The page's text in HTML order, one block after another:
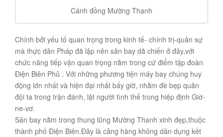
Cánh đồng Mường Thanh
Chính bởi yếu tố quan trọng trong kinh tế- chính trị-quân sự
mà thực dân Pháp đã lập nên sân bay dã chiến ở đây,với
chức năng tiếp vận quan trọng nằm trong cứ điểm tập đoàn
Điện Biên Phủ . Với những phương tiện máy bay chúng huy
động lớn nhất và hiện đại nhất bấy giờ, nhằm đè bẹp quân
đội ta trong trận đánh, lật người tình thế trong hiệp định Giơ-
ne-vơ.
Sân bay nằm trong thung lũng Mường Thanh xinh đẹp,thuộc
thành phố Điện Biên.Đây là cảng hàng không dân dụng kết